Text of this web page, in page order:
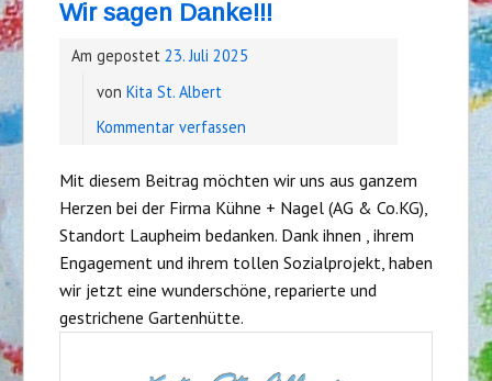
Wir sagen Danke!!!
Am gepostet 23. Juli 2025
von Kita St. Albert
Kommentar verfassen
Mit diesem Beitrag möchten wir uns aus ganzem
Herzen bei der Firma Kühne + Nagel (AG & Co.KG),
Standort Laupheim bedanken. Dank ihnen , ihrem
Engagement und ihrem tollen Sozialprojekt, haben
wir jetzt eine wunderschöne, reparierte und
gestrichene Gartenhütte.